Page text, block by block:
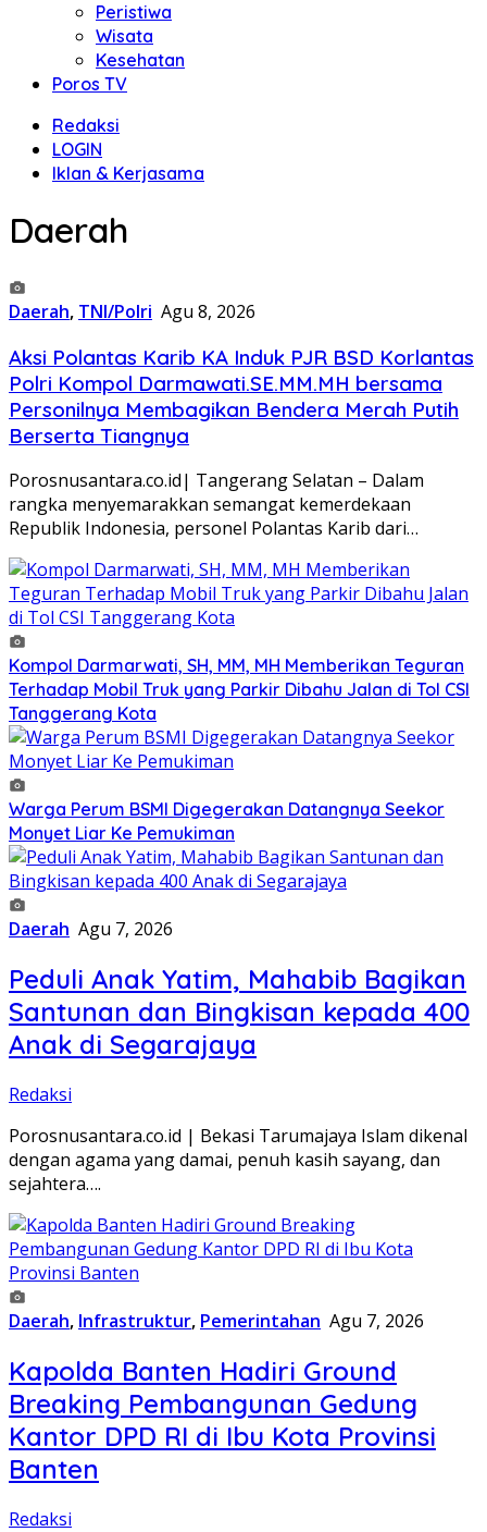
Peristiwa
Wisata
Kesehatan
Poros TV
Redaksi
LOGIN
Iklan & Kerjasama
Daerah
Daerah, TNI/Polri Agu 8, 2026
Aksi Polantas Karib KA Induk PJR BSD Korlantas
Polri Kompol Darmawati.SE.MM.MH bersama
Personilnya Membagikan Bendera Merah Putih
Berserta Tiangnya
Porosnusantara.co.id| Tangerang Selatan – Dalam
rangka menyemarakkan semangat kemerdekaan
Republik Indonesia, personel Polantas Karib dari…
Kompol Darmarwati, SH, MM, MH Memberikan Teguran
Terhadap Mobil Truk yang Parkir Dibahu Jalan di Tol CSI
Tanggerang Kota
Warga Perum BSMI Digegerakan Datangnya Seekor
Monyet Liar Ke Pemukiman
Daerah Agu 7, 2026
Peduli Anak Yatim, Mahabib Bagikan
Santunan dan Bingkisan kepada 400
Anak di Segarajaya
Redaksi
Porosnusantara.co.id | Bekasi Tarumajaya Islam dikenal
dengan agama yang damai, penuh kasih sayang, dan
sejahtera….
Daerah, Infrastruktur, Pemerintahan Agu 7, 2026
Kapolda Banten Hadiri Ground
Breaking Pembangunan Gedung
Kantor DPD RI di Ibu Kota Provinsi
Banten
Redaksi